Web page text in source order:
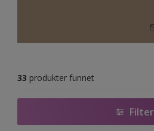
33 produkter funnet
Filter